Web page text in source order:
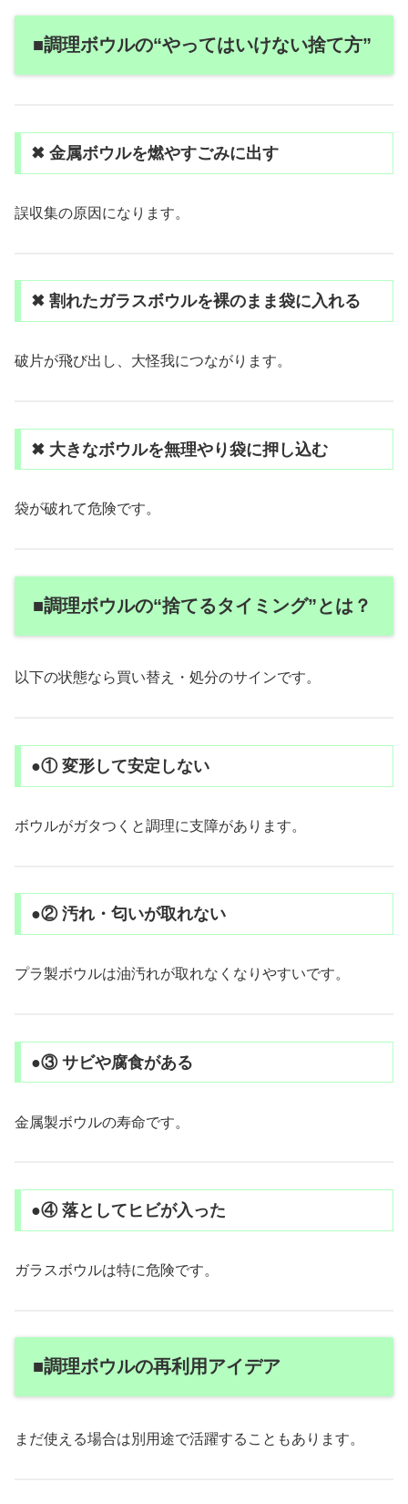
■調理ボウルの“やってはいけない捨て方”
✖ 金属ボウルを燃やすごみに出す
誤収集の原因になります。
✖ 割れたガラスボウルを裸のまま袋に入れる
破片が飛び出し、大怪我につながります。
✖ 大きなボウルを無理やり袋に押し込む
袋が破れて危険です。
■調理ボウルの“捨てるタイミング”とは？
以下の状態なら買い替え・処分のサインです。
●① 変形して安定しない
ボウルがガタつくと調理に支障があります。
●② 汚れ・匂いが取れない
プラ製ボウルは油汚れが取れなくなりやすいです。
●③ サビや腐食がある
金属製ボウルの寿命です。
●④ 落としてヒビが入った
ガラスボウルは特に危険です。
■調理ボウルの再利用アイデア
まだ使える場合は別用途で活躍することもあります。